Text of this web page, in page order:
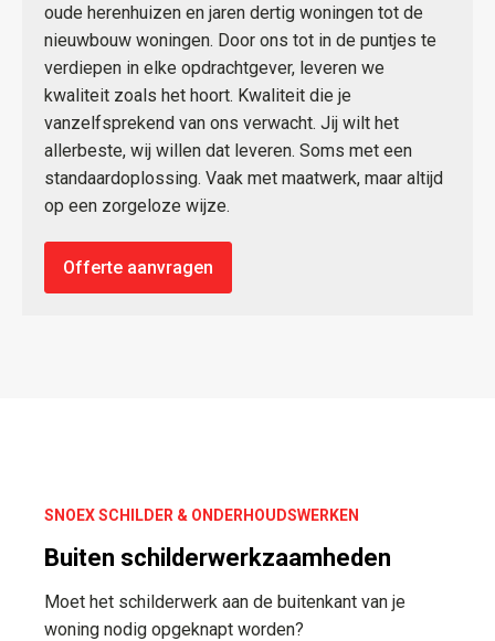
oude herenhuizen en jaren dertig woningen tot de
nieuwbouw woningen. Door ons tot in de puntjes te
verdiepen in elke opdrachtgever, leveren we
kwaliteit zoals het hoort. Kwaliteit die je
vanzelfsprekend van ons verwacht. Jij wilt het
allerbeste, wij willen dat leveren. Soms met een
standaardoplossing. Vaak met maatwerk, maar altijd
op een zorgeloze wijze.
Offerte aanvragen
SNOEX SCHILDER & ONDERHOUDSWERKEN
Buiten schilderwerkzaamheden
Moet het schilderwerk aan de buitenkant van je
woning nodig opgeknapt worden?